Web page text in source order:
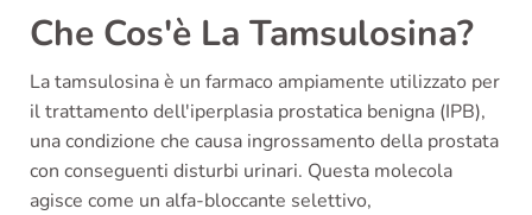
Che Cos'è La Tamsulosina?
La tamsulosina è un farmaco ampiamente utilizzato per
il trattamento dell'iperplasia prostatica benigna (IPB),
una condizione che causa ingrossamento della prostata
con conseguenti disturbi urinari. Questa molecola
agisce come un alfa-bloccante selettivo,